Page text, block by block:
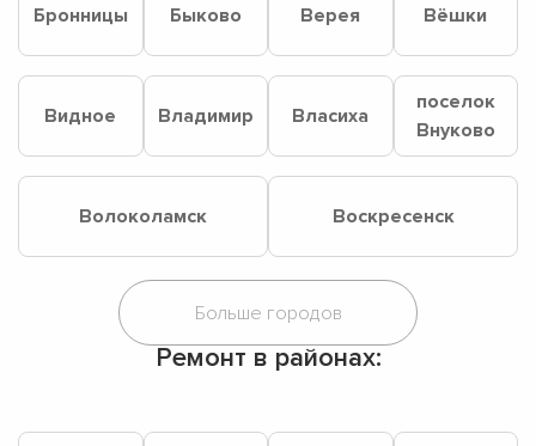
Бронницы Быково Верея Вёшки
Видное Владимир Власиха
поселок
Внуково
Волоколамск Воскресенск
Ремонт в районах: